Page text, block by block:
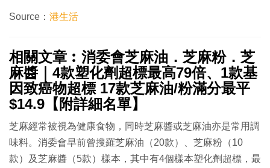
Source： 港生活
相關文章︰消委會芝麻油．芝麻粉．芝
麻醬｜4款塑化劑超標最高79倍、1款基
因致癌物超標 17款芝麻油/粉滿分最平
$14.9【附詳細名單】
芝麻經常被視為健康食物，同時芝麻醬或芝麻油亦是常用調
味料。消委會早前曾搜羅芝麻油（20款）、芝麻粉（10
款）及芝麻醬（5款）樣本，其中有4個樣本塑化劑超標，最